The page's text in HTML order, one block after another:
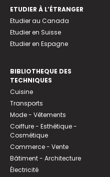
ETUDIER À L’ÉTRANGER
Etudier au Canada
Etudier en Suisse
Etudier en Espagne
BIBLIOTHEQUE DES
TECHNIQUES
Cuisine
Transports
Mode - Vêtements
Coiffure - Esthétique -
Cosmétique
Commerce - Vente
Bâtiment - Architecture
Électricité